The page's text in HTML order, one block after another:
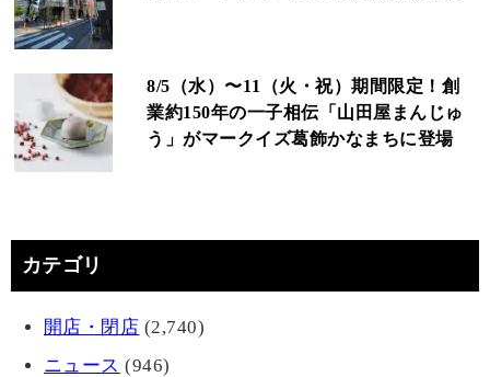
8/5（水）〜11（火・祝）期間限定！創
業約150年の一子相伝「山田屋まんじゅ
う」がマークイズ葛飾かなまちに登場
カテゴリ
開店・閉店 (2,740)
ニュース (946)